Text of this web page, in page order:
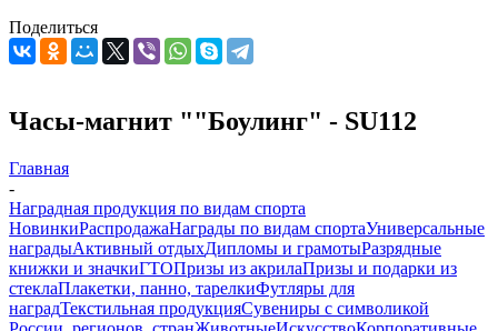
Поделиться
Часы-магнит ""Боулинг" - SU112
Главная
-
Наградная продукция по видам спорта
НовинкиРаспродажаНаграды по видам спортаУниверсальные
наградыАктивный отдыхДипломы и грамотыРазрядные
книжки и значкиГТОПризы из акрилаПризы и подарки из
стеклаПлакетки, панно, тарелкиФутляры для
наградТекстильная продукцияСувениры с символикой